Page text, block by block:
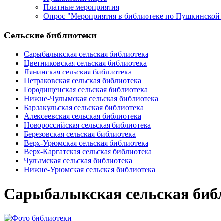
Платные мероприятия
Опрос "Мероприятия в библиотеке по Пушкинской
Сельские библиотеки
Сарыбалыкская сельская библиотека
Цветниковская сельская библиотека
Лянинская сельская библиотека
Петраковская сельская библиотека
Городищенская сельская библиотека
Нижне-Чулымская сельская библиотека
Барлакульская сельская библиотека
Алексеевская сельская библиотека
Новороссийская сельская библиотека
Березовская сельская библиотека
Верх-Урюмская сельская библиотека
Верх-Каргатская сельская библиотека
Чулымская сельская библиотека
Нижне-Урюмская сельская библиотека
Сарыбалыкская сельская